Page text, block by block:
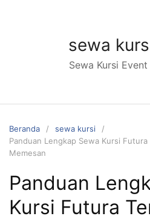
sewa
Sewa Kursi
Beranda
sewa kursi
Panduan Lengkap Sewa Kursi
Memesan
Panduan
Kursi Futura